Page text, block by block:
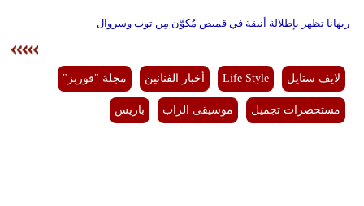
ريهانا تظهر بإطلالة أنيقة في قميص مُكوَّن مِن توب وسروال
لايف ستايل Life Style أخبار الفنانين مجلة "فوربز"
مستحضرات تجميل موسيقى الراب باريس